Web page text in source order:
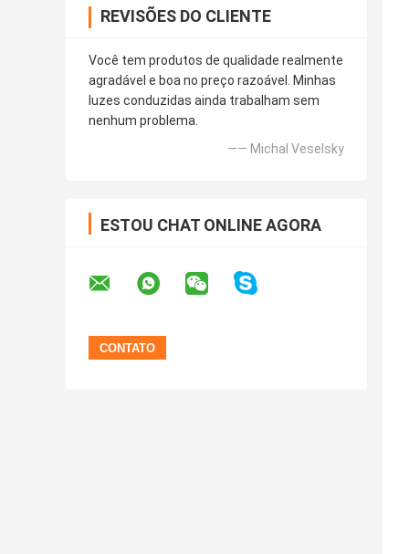
REVISÕES DO CLIENTE
Você tem produtos de qualidade realmente
agradável e boa no preço razoável. Minhas
luzes conduzidas ainda trabalham sem
nenhum problema.
—— Michal Veselsky
ESTOU CHAT ONLINE AGORA